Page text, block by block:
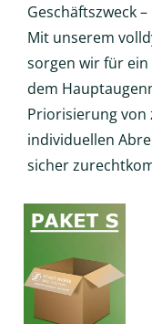
Geschäftszweck
Mit unserem
sorgen wir für
dem
Priorisierung von
individuellen
sicher